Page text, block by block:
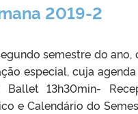
2019-2
semestre do ano,
especial, cuja
13h30min-
e Calendário do